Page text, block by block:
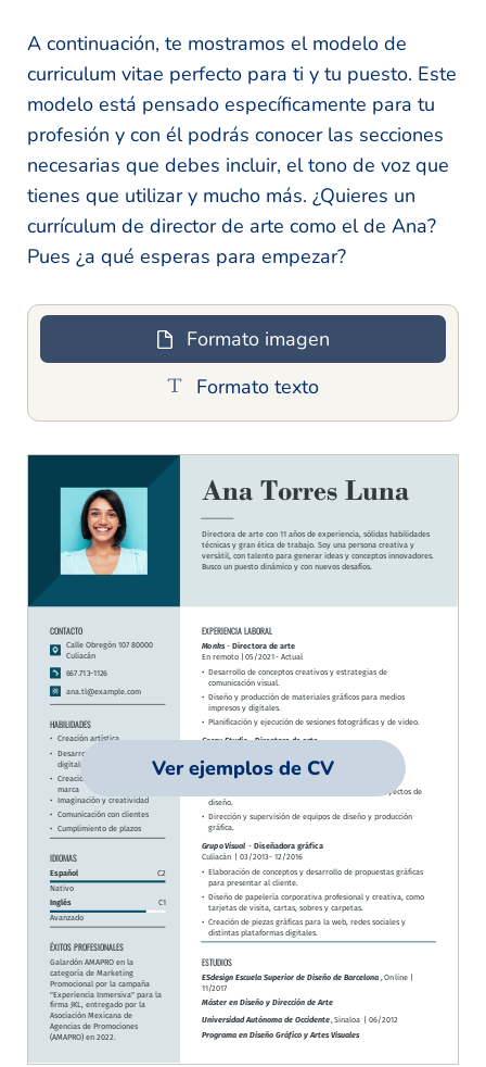
A continuación, te mostramos el modelo de
curriculum vitae perfecto para ti y tu puesto. Este
modelo está pensado específicamente para tu
profesión y con él podrás conocer las secciones
necesarias que debes incluir, el tono de voz que
tienes que utilizar y mucho más. ¿Quieres un
currículum de director de arte como el de Ana?
Pues ¿a qué esperas para empezar?
Formato imagen
Formato texto
Ver ejemplos de CV